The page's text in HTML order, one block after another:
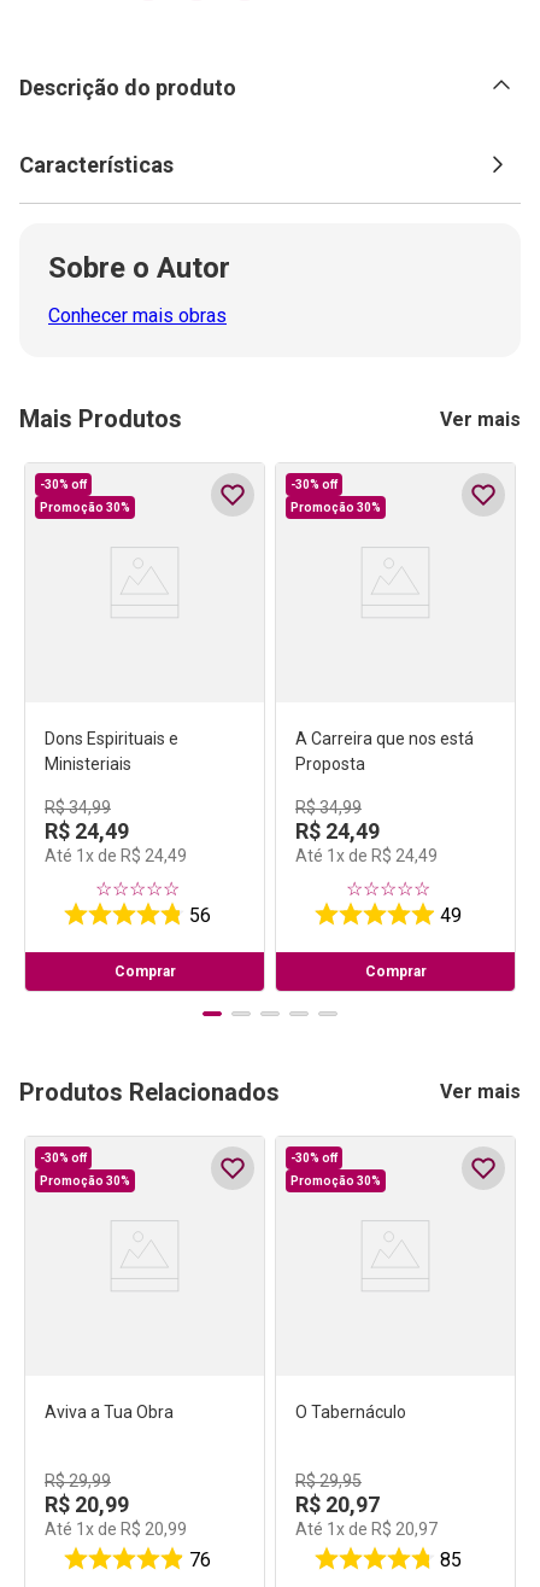
Descrição do produto
Características
Sobre o Autor
Conhecer mais obras
Mais Produtos Ver mais
-30% off
Promoção 30%
Dons Espirituais e
Ministeriais
R$34,99
R$ 24,49
Até 1 x de R$ 24,49
☆☆☆☆☆
56
Comprar
-30% off
Promoção 30%
A Carreira que nos está
Proposta
R$34,99
R$ 24,49
Até 1 x de R$ 24,49
☆☆☆☆☆
49
Comprar
Produtos Relacionados Ver mais
-30% off
Promoção 30%
Aviva a Tua Obra
R$29,99
R$ 20,99
Até 1 x de R$ 20,99
76
-30% off
Promoção 30%
O Tabernáculo
R$29,95
R$ 20,97
Até 1 x de R$ 20,97
85